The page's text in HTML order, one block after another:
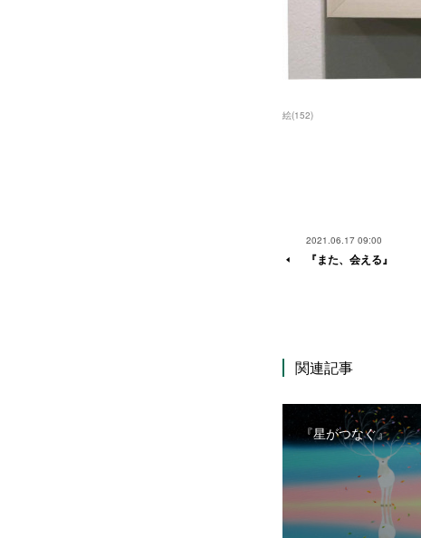
絵(152)
2021.06.17 09:00
『また、会える』
関連記事
『星がつなぐ』